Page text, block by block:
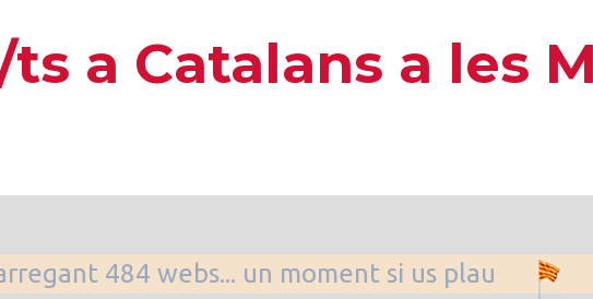
a Catalans a les
484 webs... un moment si us plau